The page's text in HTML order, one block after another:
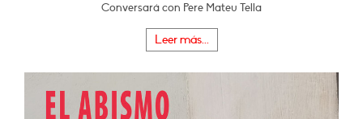
Conversará con Pere Mateu Tella
Leer más...